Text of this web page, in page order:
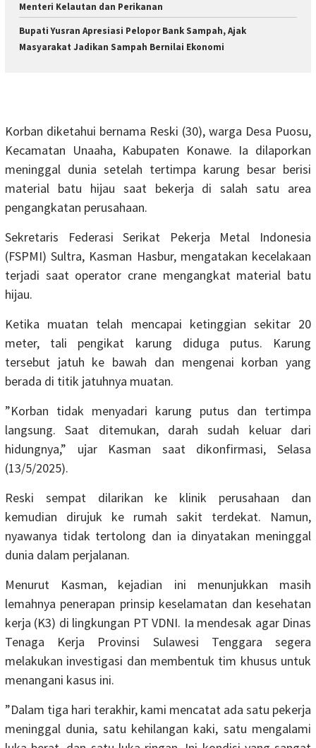
Menteri Kelautan dan Perikanan
Bupati Yusran Apresiasi Pelopor Bank Sampah, Ajak
Masyarakat Jadikan Sampah Bernilai Ekonomi
Korban diketahui bernama Reski (30), warga Desa Puosu,
Kecamatan Unaaha, Kabupaten Konawe. Ia dilaporkan
meninggal dunia setelah tertimpa karung besar berisi
material batu hijau saat bekerja di salah satu area
pengangkatan perusahaan.
Sekretaris Federasi Serikat Pekerja Metal Indonesia
(FSPMI) Sultra, Kasman Hasbur, mengatakan kecelakaan
terjadi saat operator crane mengangkat material batu
hijau.
Ketika muatan telah mencapai ketinggian sekitar 20
meter, tali pengikat karung diduga putus. Karung
tersebut jatuh ke bawah dan mengenai korban yang
berada di titik jatuhnya muatan.
”Korban tidak menyadari karung putus dan tertimpa
langsung. Saat ditemukan, darah sudah keluar dari
hidungnya,” ujar Kasman saat dikonfirmasi, Selasa
(13/5/2025).
Reski sempat dilarikan ke klinik perusahaan dan
kemudian dirujuk ke rumah sakit terdekat. Namun,
nyawanya tidak tertolong dan ia dinyatakan meninggal
dunia dalam perjalanan.
Menurut Kasman, kejadian ini menunjukkan masih
lemahnya penerapan prinsip keselamatan dan kesehatan
kerja (K3) di lingkungan PT VDNI. Ia mendesak agar Dinas
Tenaga Kerja Provinsi Sulawesi Tenggara segera
melakukan investigasi dan membentuk tim khusus untuk
menangani kasus ini.
”Dalam tiga hari terakhir, kami mencatat ada satu pekerja
meninggal dunia, satu kehilangan kaki, satu mengalami